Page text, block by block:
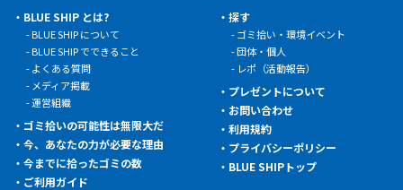
BLUE SHIP とは?
BLUE SHIP について
BLUE SHIP でできること
よくある質問
メディア掲載
運営組織
ゴミ拾いの可能性は無限大だ
今、あなたの力が必要な理由
今までに拾ったゴミの数
ご利用ガイド
探す
ゴミ拾い・環境イベント
団体・個人
レポ（活動報告）
プレゼントについて
お問い合わせ
利用規約
プライバシーポリシー
BLUE SHIPトップ